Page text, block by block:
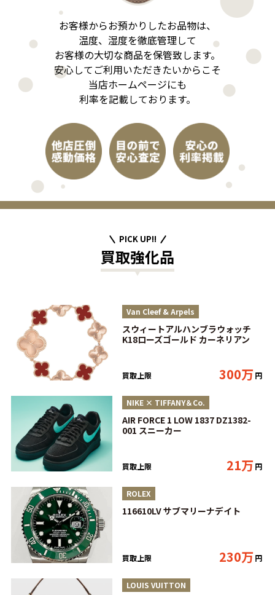
お客様からお預かりしたお品物は、
温度、湿度を徹底管理して
お客様の大切な商品を保管致します。
安心してご利用いただきたいからこそ
当店ホームページにも
利率を記載しております。
PICK UP!!
買取強化品
Van Cleef & Arpels
スウィートアルハンブラウォッチ
K18ローズゴールド カーネリアン
買取上限 300万 円
NIKE × TIFFANY＆Co.
AIR FORCE 1 LOW 1837 DZ1382-
001 スニーカー
買取上限 21万 円
ROLEX
116610LV サブマリーナデイト
買取上限 230万 円
LOUIS VUITTON